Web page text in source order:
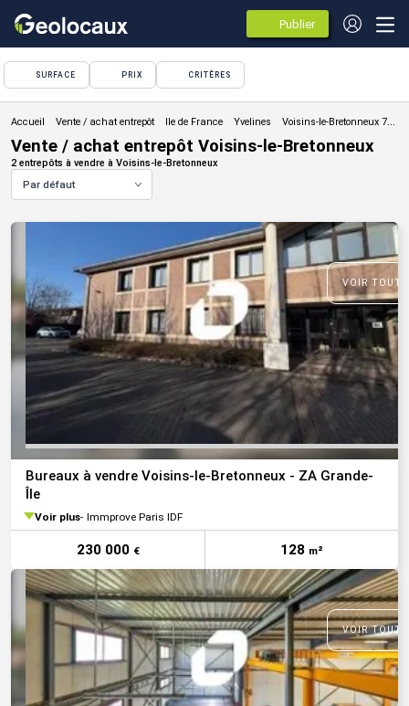
Publier
des
annonces
SURFACE PRIX CRITÈRES
Vente / achat entrepôt
Vente / achat entrepôt Voisins-le-Bretonneux
2 entrepôts à vendre à Voisins-le-Bretonneux
Par défaut
VOIR
Bureaux à vendre Voisins-le-Bretonneux - ZA Grande-
Île
Voir plus Immprove Paris IDF
230 000 € 128 m²
VOIR